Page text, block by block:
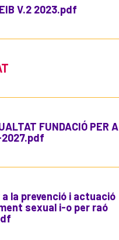
V.2 2023.pdf
FUNDACIÓ PER A
2027.pdf
la prevenció i actuació
sexual i-o per raó